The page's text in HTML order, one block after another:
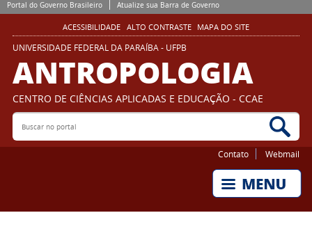
Portal do Governo Brasileiro Atualize sua Barra de Governo
ACESSIBILIDADE ALTO CONTRASTE MAPA DO SITE
UNIVERSIDADE FEDERAL DA PARAÍBA - UFPB
ANTROPOLOGIA
CENTRO DE CIÊNCIAS APLICADAS E EDUCAÇÃO - CCAE
Buscar no portal
Contato Webmail